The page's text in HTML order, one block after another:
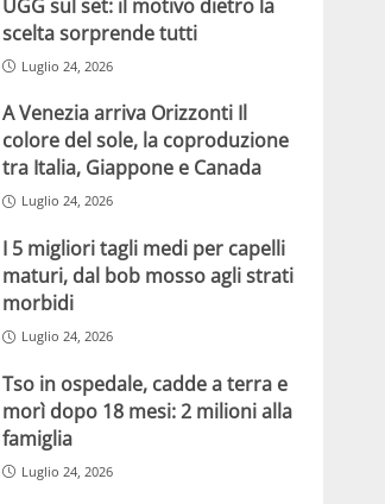
UGG sul set: il motivo dietro la
scelta sorprende tutti
Luglio 24, 2026
A Venezia arriva Orizzonti Il
colore del sole, la coproduzione
tra Italia, Giappone e Canada
Luglio 24, 2026
I 5 migliori tagli medi per capelli
maturi, dal bob mosso agli strati
morbidi
Luglio 24, 2026
Tso in ospedale, cadde a terra e
morì dopo 18 mesi: 2 milioni alla
famiglia
Luglio 24, 2026